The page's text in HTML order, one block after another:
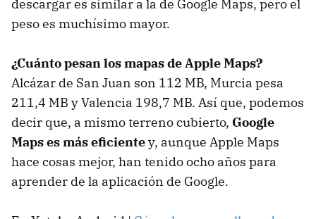
descargar es similar a la de Google Maps, pero el
peso es muchísimo mayor.
¿Cuánto pesan los mapas de Apple Maps?
Alcázar de San Juan son 112 MB, Murcia pesa
211,4 MB y Valencia 198,7 MB. Así que, podemos
decir que, a mismo terreno cubierto, Google
Maps es más eficientey, aunque Apple Maps
hace cosas mejor, han tenido ocho años para
aprender de la aplicación de Google.